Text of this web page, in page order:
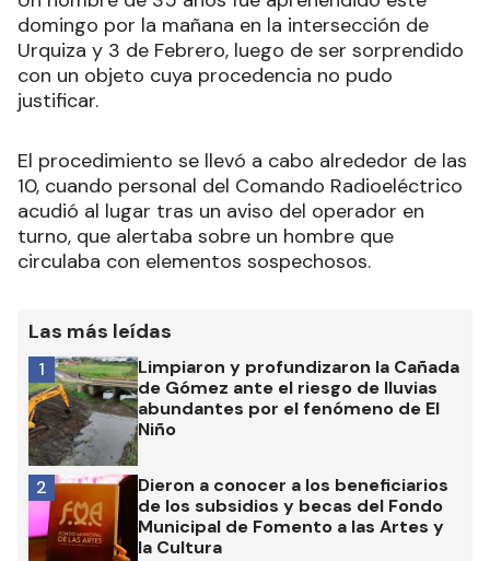
domingo por la mañana en la intersección de
Urquiza y 3 de Febrero, luego de ser sorprendido
con un objeto cuya procedencia no pudo
justificar.
El procedimiento se llevó a cabo alrededor de las
10, cuando personal del Comando Radioeléctrico
acudió al lugar tras un aviso del operador en
turno, que alertaba sobre un hombre que
circulaba con elementos sospechosos.
Las más leídas
Limpiaron y profundizaron la Cañada
de Gómez ante el riesgo de lluvias
abundantes por el fenómeno de El
Niño
1
Dieron a conocer a los beneficiarios
de los subsidios y becas del Fondo
Municipal de Fomento a las Artes y
la Cultura
2